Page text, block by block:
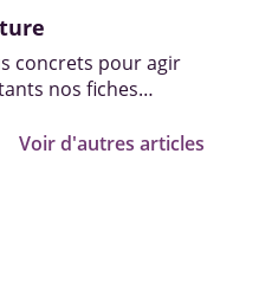
concrets pour agir
nos fiches
Voir d'autres articles